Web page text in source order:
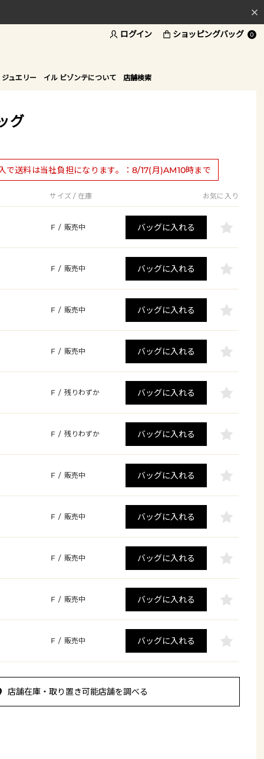
ログイン ショッピングバッグ 0
ュエリー イル ビゾンテについて 店舗検索
グ
で送料は当社負担になります。：8/17(月)AM10時まで
サイズ / 在庫 お気に入り
F / 販売中 バッグに入れる
F / 販売中 バッグに入れる
F / 販売中 バッグに入れる
F / 販売中 バッグに入れる
F / 残りわずか バッグに入れる
F / 残りわずか バッグに入れる
F / 販売中 バッグに入れる
F / 販売中 バッグに入れる
F / 販売中 バッグに入れる
F / 販売中 バッグに入れる
F / 販売中 バッグに入れる
店舗在庫・取り置き可能店舗を調べる